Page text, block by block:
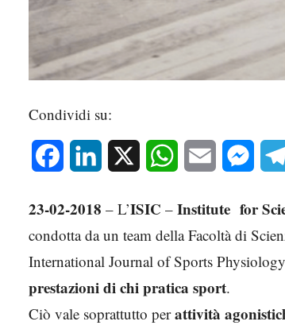
Condividi su:
Facebook LinkedIn WhatsAppEmail
23-02-2018 – L’ISIC – Institute for
condotta da un team della Facoltà di
International Journal of Sports
prestazioni di chi pratica sport.
Ciò vale soprattutto perattività